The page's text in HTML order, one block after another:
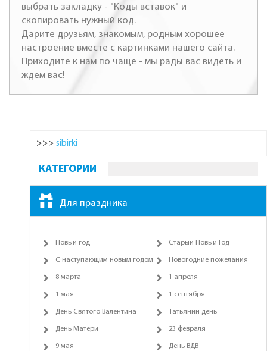
выбрать закладку - "Коды вставок" и
скопировать нужный код.
Дарите друзьям, знакомым, родным хорошее
настроение вместе с картинками нашего сайта.
Приходите к нам по чаще - мы рады вас видеть и
ждем вас!
>>> sibirki
КАТЕГОРИИ
Для праздника
Новый год Старый Новый Год
С наступающим новым годом Новогодние пожелания
8 марта 1 апреля
1 мая 1 сентября
День Святого Валентина Татьянин день
День Матери 23 февраля
9 мая День ВДВ